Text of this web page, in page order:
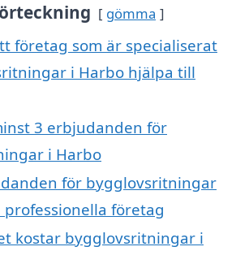
gömma
företag som är specialiserat
i Harbo hjälpa till
3 erbjudanden för
i Harbo
för bygglovsritningar
företag
kostar bygglovsritningar i